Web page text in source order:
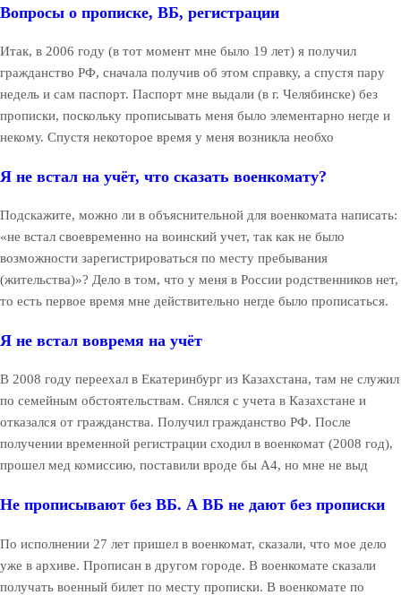
Вопросы о прописке, ВБ, регистрации
Итак, в 2006 году (в тот момент мне было 19 лет) я получил
гражданство РФ, сначала получив об этом справку, а спустя пару
недель и сам паспорт. Паспорт мне выдали (в г. Челябинске) без
прописки, поскольку прописывать меня было элементарно негде и
некому. Спустя некоторое время у меня возникла необхо
Я не встал на учёт, что сказать военкомату?
Подскажите, можно ли в объяснительной для военкомата написать:
«не встал своевременно на воинский учет, так как не было
возможности зарегистрироваться по месту пребывания
(жительства)»? Дело в том, что у меня в России родственников нет,
то есть первое время мне действительно негде было прописаться.
Я не встал вовремя на учёт
В 2008 году переехал в Екатеринбург из Казахстана, там не служил
по семейным обстоятельствам. Снялся с учета в Казахстане и
отказался от гражданства. Получил гражданство РФ. После
получении временной регистрации сходил в военкомат (2008 год),
прошел мед комиссию, поставили вроде бы А4, но мне не выд
Не прописывают без ВБ. А ВБ не дают без прописки
По исполнении 27 лет пришел в военкомат, сказали, что мое дело
уже в архиве. Прописан в другом городе. В военкомате сказали
получать военный билет по месту прописки. В военкомате по